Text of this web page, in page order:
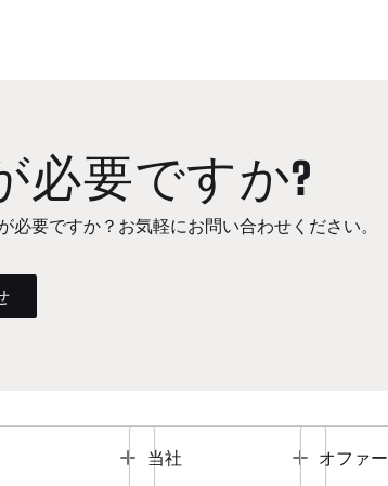
必要ですか?
必要ですか？お気軽にお問い合わせください。
Toggle
当社 Toggle
オファー